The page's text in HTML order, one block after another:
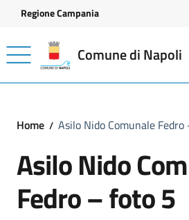
Vai ai contenuti
Vai al footer
Regione Campania
Comune di Napoli
Home Asilo Nido Comunale
Asilo Nido
Fedro – foto 5